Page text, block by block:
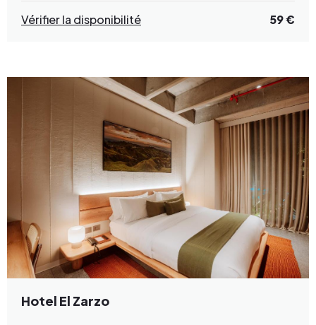
Vérifier la disponibilité 59 €
Hotel El Zarzo